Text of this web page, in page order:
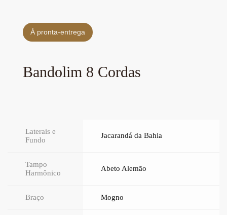
À pronta-entrega
Bandolim 8 Cordas
Laterais e
Fundo
Jacarandá da Bahia
Tampo
Harmônico
Abeto Alemão
Braço Mogno